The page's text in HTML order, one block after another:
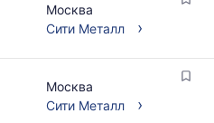
Москва
Сити Металл
›
Москва
Сити Металл
›